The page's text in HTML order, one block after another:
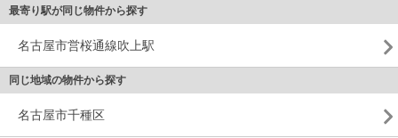
最寄り駅が同じ物件から探す
名古屋市営桜通線吹上駅
同じ地域の物件から探す
名古屋市千種区